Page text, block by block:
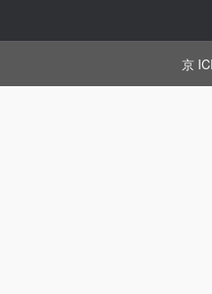
京